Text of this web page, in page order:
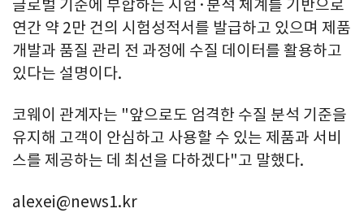
글로벌 기준에 부합하는 시험·분석 체계를 기반으로
연간 약 2만 건의 시험성적서를 발급하고 있으며 제품
개발과 품질 관리 전 과정에 수질 데이터를 활용하고
있다는 설명이다.
코웨이 관계자는 "앞으로도 엄격한 수질 분석 기준을
유지해 고객이 안심하고 사용할 수 있는 제품과 서비
스를 제공하는 데 최선을 다하겠다"고 말했다.
alexei@news1.kr